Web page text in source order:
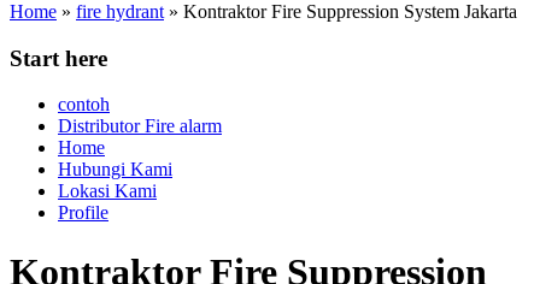
Home » fire hydrant » Kontraktor Fire Suppression System Jakarta
Start here
contoh
Distributor Fire alarm
Home
Hubungi Kami
Lokasi Kami
Profile
Kontraktor Fire Suppression